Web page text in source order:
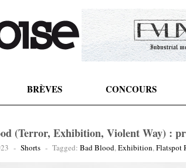
BRÈVES CONCOURS
(Terror, Exhibition, Violent Way) :
- Shorts - Tagged: Bad Blood,Exhibition,Flatspot